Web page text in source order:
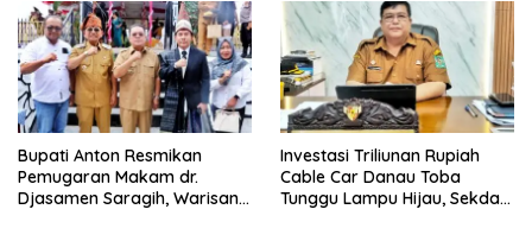
Bupati Anton Resmikan
Pemugaran Makam dr.
Djasamen Saragih, Warisan
Investasi Triliunan Rupiah
Cable Car Danau Toba
Tunggu Lampu Hijau, Sekda